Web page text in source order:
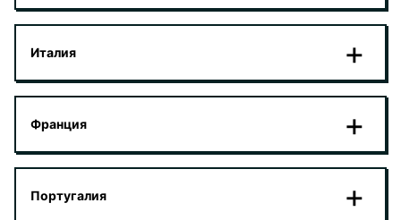
Италия
Франция
Португалия